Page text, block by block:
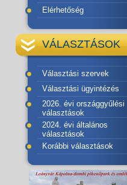
Elérhetőség
VÁLASZTÁSOK
Választási szervek
Választási ügyintézés
2026. évi országgyűlési
választások
2024. évi általános
választások
Korábbi választások